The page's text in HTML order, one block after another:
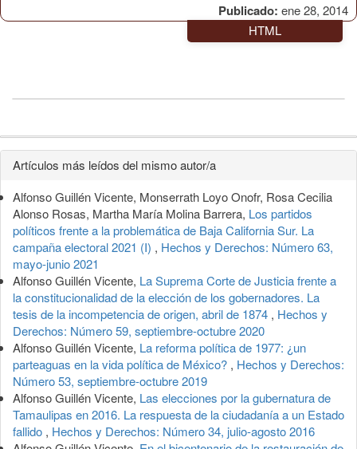
Publicado: ene 28, 2014
HTML
Detalles
del
artículo
Artículos más leídos del mismo autor/a
Alfonso Guillén Vicente, Monserrath Loyo Onofr, Rosa Cecilia
Alonso Rosas, Martha María Molina Barrera, Los partidos
políticos frente a la problemática de Baja California Sur. La
campaña electoral 2021 (I) , Hechos y Derechos: Número 63,
mayo-junio 2021
Alfonso Guillén Vicente, La Suprema Corte de Justicia frente a
la constitucionalidad de la elección de los gobernadores. La
tesis de la incompetencia de origen, abril de 1874 , Hechos y
Derechos: Número 59, septiembre-octubre 2020
Alfonso Guillén Vicente, La reforma política de 1977: ¿un
parteaguas en la vida política de México? , Hechos y Derechos:
Número 53, septiembre-octubre 2019
Alfonso Guillén Vicente, Las elecciones por la gubernatura de
Tamaulipas en 2016. La respuesta de la ciudadanía a un Estado
fallido , Hechos y Derechos: Número 34, julio-agosto 2016